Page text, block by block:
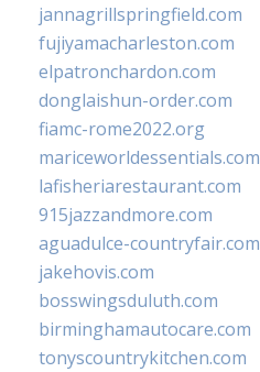
jannagrillspringfield.com
fujiyamacharleston.com
elpatronchardon.com
donglaishun-order.com
fiamc-rome2022.org
mariceworldessentials.com
lafisheriarestaurant.com
915jazzandmore.com
aguadulce-countryfair.com
jakehovis.com
bosswingsduluth.com
birminghamautocare.com
tonyscountrykitchen.com